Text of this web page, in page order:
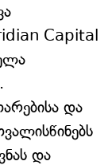
Capital
და
და